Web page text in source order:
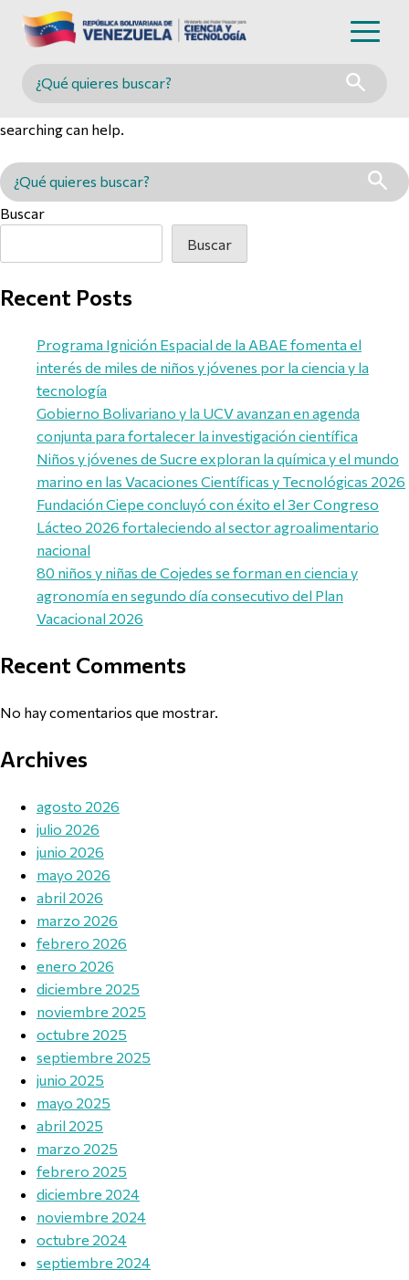
Buscar en MINCYT
searching can help.
Buscar en MINCYT
Buscar
Buscar
Recent Posts
Programa Ignición Espacial de la ABAE fomenta el
interés de miles de niños y jóvenes por la ciencia y la
tecnología
Gobierno Bolivariano y la UCV avanzan en agenda
conjunta para fortalecer la investigación científica
Niños y jóvenes de Sucre exploran la química y el mundo
marino en las Vacaciones Científicas y Tecnológicas 2026
Fundación Ciepe concluyó con éxito el 3er Congreso
Lácteo 2026 fortaleciendo al sector agroalimentario
nacional
80 niños y niñas de Cojedes se forman en ciencia y
agronomía en segundo día consecutivo del Plan
Vacacional 2026
Recent Comments
No hay comentarios que mostrar.
Archives
agosto 2026
julio 2026
junio 2026
mayo 2026
abril 2026
marzo 2026
febrero 2026
enero 2026
diciembre 2025
noviembre 2025
octubre 2025
septiembre 2025
junio 2025
mayo 2025
abril 2025
marzo 2025
febrero 2025
diciembre 2024
noviembre 2024
octubre 2024
septiembre 2024